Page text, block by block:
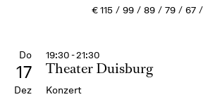
€115 99 89 79 67
Do
17
Dez
19:30 - 21:30
Theater Duisburg
Konzert